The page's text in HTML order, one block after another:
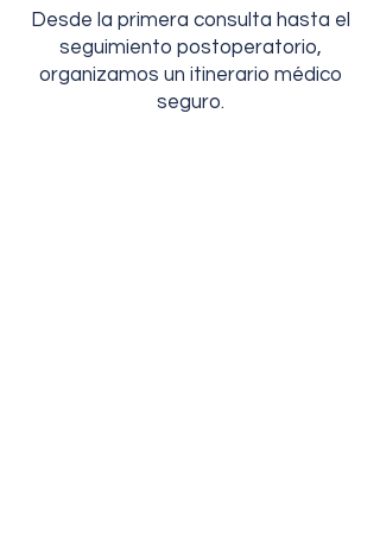
Desde la primera consulta hasta el
seguimiento postoperatorio,
organizamos un itinerario médico
seguro.